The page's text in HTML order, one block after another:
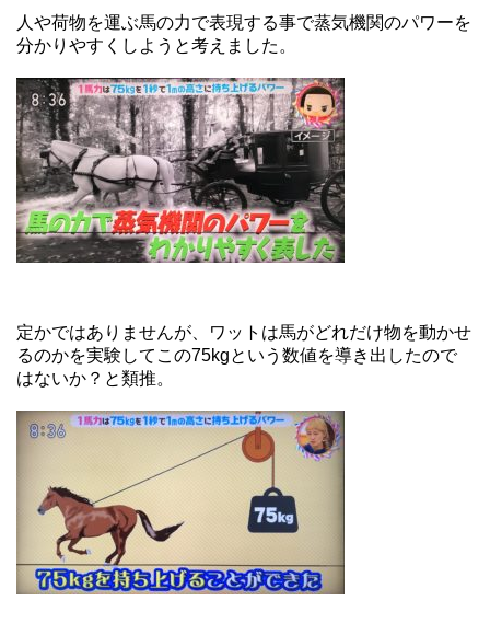
人や荷物を運ぶ馬の力で表現する事で蒸気機関のパワーを
分かりやすくしようと考えました。
定かではありませんが、ワットは馬がどれだけ物を動かせ
るのかを実験してこの75kgという数値を導き出したので
はないか？と類推。